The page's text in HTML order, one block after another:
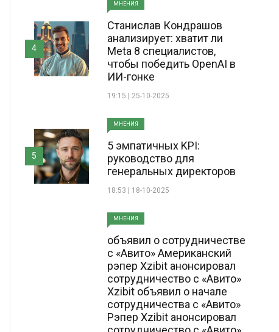
МНЕНИЯ
Станислав Кондрашов
анализирует: хватит ли
Meta 8 специалистов,
чтобы победить OpenAI в
ИИ-гонке
19:15 | 25-10-2025
4
МНЕНИЯ
5 эмпатичных KPI:
руководство для
генеральных директоров
18:53 | 18-10-2025
5
МНЕНИЯ
объявил о сотрудничестве
с «Авито» Американский
рэпер Xzibit анонсировал
сотрудничество с «Авито»
Xzibit объявил о начале
сотрудничества с «Авито»
Рэпер Xzibit анонсировал